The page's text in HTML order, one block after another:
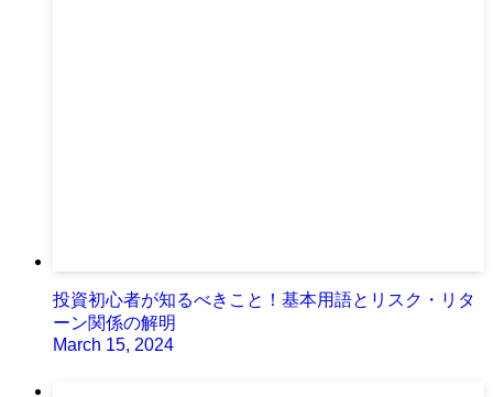
投資初心者が知るべきこと！基本用語とリスク・リタ
ーン関係の解明
March 15, 2024